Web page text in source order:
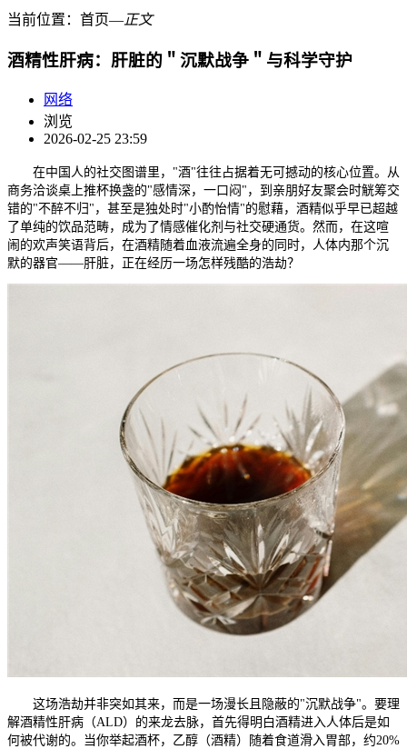
当前位置： 首页―正文
酒精性肝病：肝脏的＂沉默战争＂与科学守护
网络
浏览
2026-02-25 23:59
在中国人的社交图谱里，"酒"往往占据着无可撼动的核心位置。从
商务洽谈桌上推杯换盏的"感情深，一口闷"，到亲朋好友聚会时觥筹交
错的"不醉不归"，甚至是独处时"小酌怡情"的慰藉，酒精似乎早已超越
了单纯的饮品范畴，成为了情感催化剂与社交硬通货。然而，在这喧
闹的欢声笑语背后，在酒精随着血液流遍全身的同时，人体内那个沉
默的器官——肝脏，正在经历一场怎样残酷的浩劫？
这场浩劫并非突如其来，而是一场漫长且隐蔽的"沉默战争"。要理
解酒精性肝病（ALD）的来龙去脉，首先得明白酒精进入人体后是如
何被代谢的。当你举起酒杯，乙醇（酒精）随着食道滑入胃部，约20%